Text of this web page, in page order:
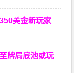
美金新玩家
牌局底池或玩